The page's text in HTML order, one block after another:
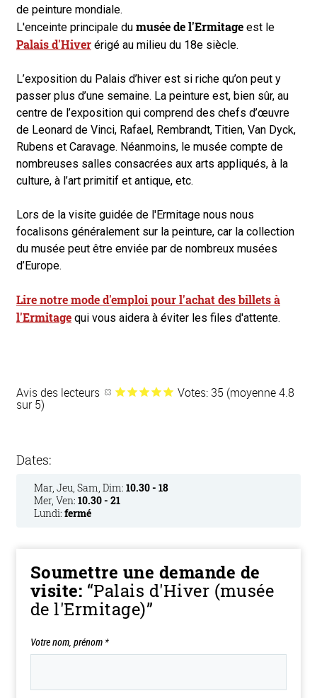
de peinture mondiale.
L'enceinte principale du musée de l'Ermitage est le
Palais d'Hiver érigé au milieu du 18e siècle.
L’exposition du Palais d’hiver est si riche qu’on peut y
passer plus d’une semaine. La peinture est, bien sûr, au
centre de l’exposition qui comprend des chefs d’œuvre
de Leonard de Vinci, Rafael, Rembrandt, Titien, Van Dyck,
Rubens et Caravage. Néanmoins, le musée compte de
nombreuses salles consacrées aux arts appliqués, à la
culture, à l’art primitif et antique, etc.
Lors de la visite guidée de l'Ermitage nous nous
focalisons généralement sur la peinture, car la collection
du musée peut être enviée par de nombreux musées
d’Europe.
Lire notre mode d'emploi pour l'achat des billets à
l'Ermitage qui vous aidera à éviter les files d'attente.
Avis des lecteurs Votes: 35 (moyenne 4.8
sur 5)
Dates:
Mar, Jeu, Sam, Dim: 10.30 - 18
Mer, Ven: 10.30 - 21
Lundi: fermé
Soumettre une demande de
visite: “Palais d'Hiver (musée
de l'Ermitage)”
Votre nom, prénom *